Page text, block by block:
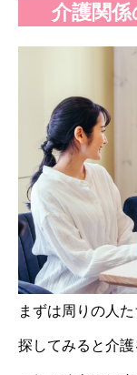
介護関
まずは周りの人
探してみると介